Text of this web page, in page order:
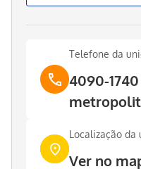
Telefone da
4090-
Localização da
Ver no